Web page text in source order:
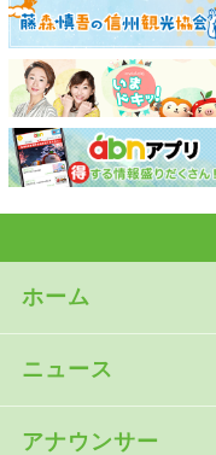
ホーム
ニュース
アナウンサー